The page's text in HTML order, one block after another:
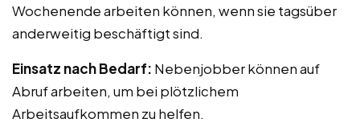
Wochenende arbeiten können, wenn sie tagsüber
anderweitig beschäftigt sind.
Einsatz nach Bedarf: Nebenjobber können auf
Abruf arbeiten, um bei plötzlichem
Arbeitsaufkommen zu helfen.